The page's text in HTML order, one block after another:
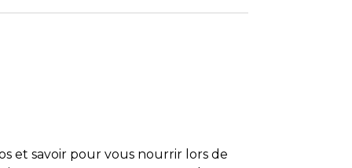
et savoir pour vous nourrir lors de